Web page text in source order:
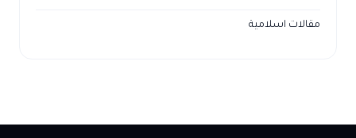
مقالات اسلامية